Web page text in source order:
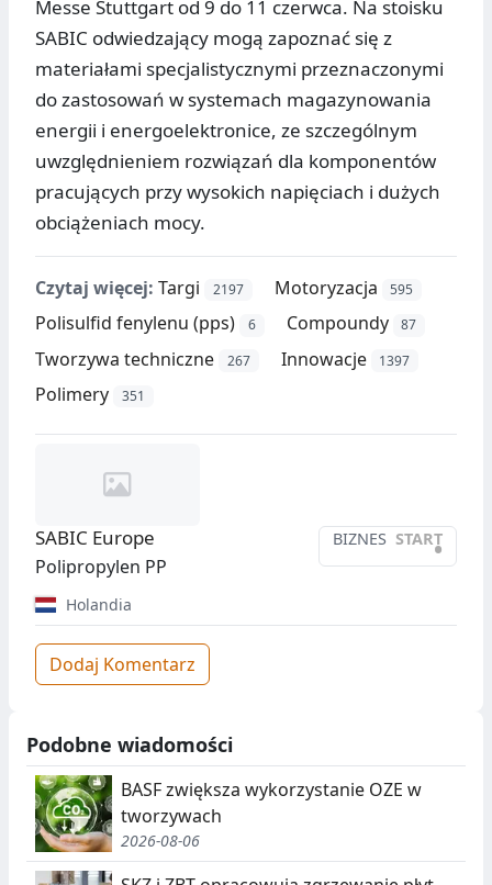
Messe Stuttgart od 9 do 11 czerwca. Na stoisku
SABIC odwiedzający mogą zapoznać się z
materiałami specjalistycznymi przeznaczonymi
do zastosowań w systemach magazynowania
energii i energoelektronice, ze szczególnym
uwzględnieniem rozwiązań dla komponentów
pracujących przy wysokich napięciach i dużych
obciążeniach mocy.
Czytaj więcej: Targi 2197 Motoryzacja 595
Polisulfid fenylenu (pps) 6 Compoundy 87
Tworzywa techniczne 267 Innowacje 1397
Polimery 351
BIZNES START
•
SABIC Europe
Polipropylen PP
Holandia
Dodaj Komentarz
Podobne wiadomości
BASF zwiększa wykorzystanie OZE w
tworzywach
2026-08-06